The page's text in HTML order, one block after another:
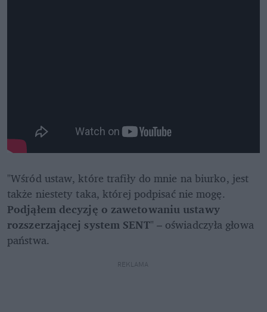
"Wśród ustaw, które trafiły do mnie na biurko, jest
Podjąłem decyzję o zawetowaniu ustawy
rozszerzającej system SENT" – oświadczyła głowa
państwa.
REKLAMA